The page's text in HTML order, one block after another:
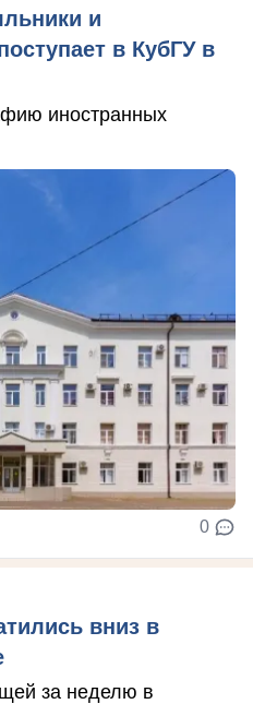
и
в КубГУ в
иностранных
0
вниз в
за неделю в